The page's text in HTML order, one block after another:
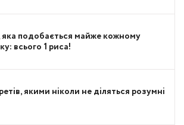
подобається майже кожному
всього 1 риса!
якими ніколи не діляться розумні